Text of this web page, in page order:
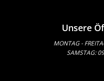
Unsere
MONTAG -
SAMSTAG: